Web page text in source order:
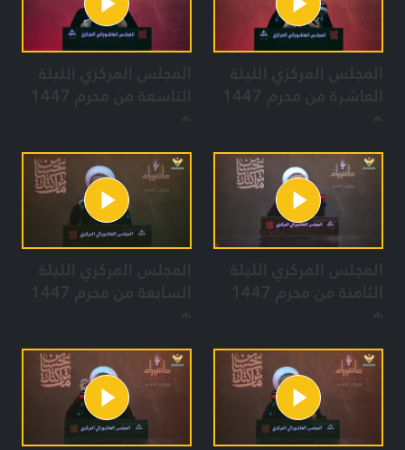
المجلس المركزي الليلة
العاشرة من محرم 1447
هـ
المجلس المركزي الليلة
التاسعة من محرم 1447
هـ
المجلس المركزي الليلة
الثامنة من محرم 1447
هـ
المجلس المركزي الليلة
السابعة من محرم 1447
هـ